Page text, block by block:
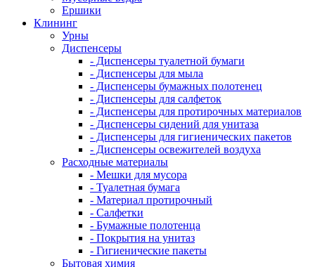
Ершики
Клининг
Урны
Диспенсеры
- Диспенсеры туалетной бумаги
- Диспенсеры для мыла
- Диспенсеры бумажных полотенец
- Диспенсеры для салфеток
- Диспенсеры для протирочных материалов
- Диспенсеры сидений для унитаза
- Диспенсеры для гигиенических пакетов
- Диспенсеры освежителей воздуха
Расходные материалы
- Мешки для мусора
- Туалетная бумага
- Материал протирочный
- Салфетки
- Бумажные полотенца
- Покрытия на унитаз
- Гигиенические пакеты
Бытовая химия